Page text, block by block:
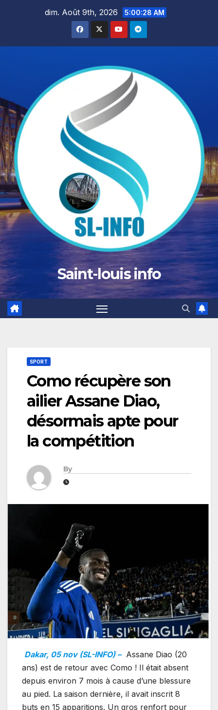
dim. Août 9th, 2026 5:00:30 AM
Saint-louis info
SPORT
Como récupère son
ailier Assane Diao,
désormais apte pour
la compétition
By
Dakar, 05 nov (SL-INFO) – Assane Diao (20
ans) est de retour avec Como ! Il était absent
depuis environ 7 mois à cause d’une blessure
au pied. La saison dernière, il avait inscrit 8
buts en 15 apparitions. Un gros renfort pour